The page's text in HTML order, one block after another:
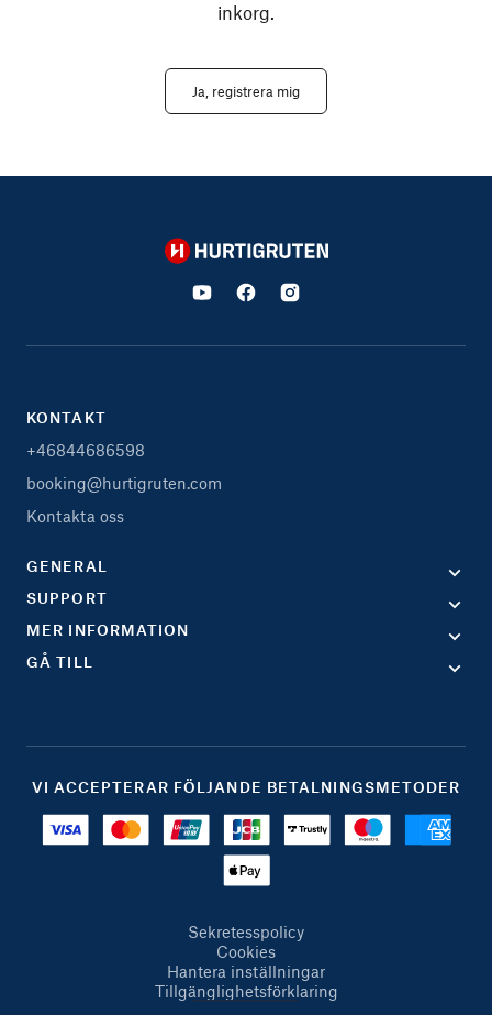
inkorg.
Ja, registrera mig
Hurtigruten
KONTAKT
+46844686598
booking@hurtigruten.com
Kontakta oss
GENERAL
SUPPORT
MER INFORMATION
GÅ TILL
VI ACCEPTERAR FÖLJANDE BETALNINGSMETODER
Sekretesspolicy
Cookies
Hantera inställningar
Tillgänglighetsförklaring